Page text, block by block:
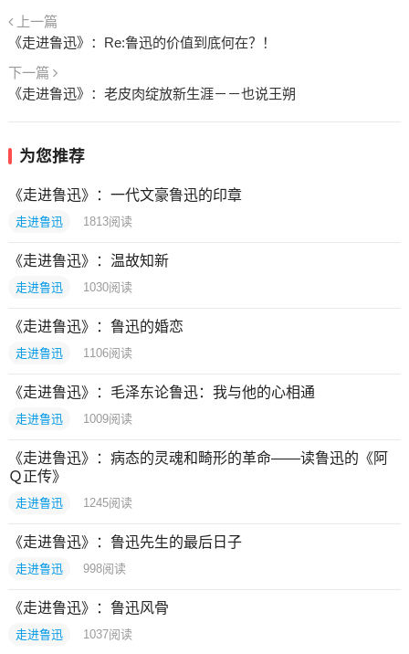
上一篇
《走进鲁迅》：Re:鲁迅的价值到底何在？！
下一篇
《走进鲁迅》：老皮肉绽放新生涯－－也说王朔
为您推荐
《走进鲁迅》：一代文豪鲁迅的印章
走进鲁迅 1813阅读
《走进鲁迅》：温故知新
走进鲁迅 1030阅读
《走进鲁迅》：鲁迅的婚恋
走进鲁迅 1106阅读
《走进鲁迅》：毛泽东论鲁迅：我与他的心相通
走进鲁迅 1009阅读
《走进鲁迅》：病态的灵魂和畸形的革命——读鲁迅的《阿
Ｑ正传》
走进鲁迅 1245阅读
《走进鲁迅》：鲁迅先生的最后日子
走进鲁迅 998阅读
《走进鲁迅》：鲁迅风骨
走进鲁迅 1037阅读